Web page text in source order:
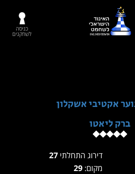
כניסה
לשחקנים
אקטיבי אשקלון
ברק ליאטו
דירוג התחלתי
מקום: